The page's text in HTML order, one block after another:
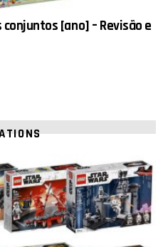
conjuntos [ano] – Revisão e